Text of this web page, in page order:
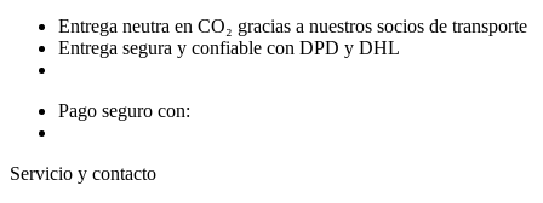
Entrega neutra en CO₂ gracias a nuestros socios de transporte
Entrega segura y confiable con DPD y DHL
Pago seguro con:
Servicio y contacto